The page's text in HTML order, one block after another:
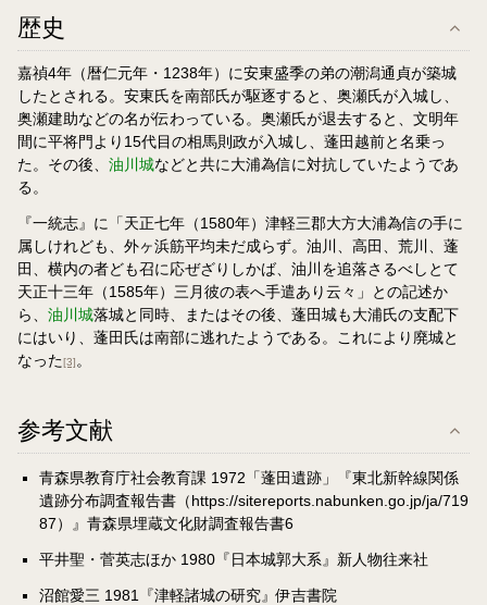
歴史
嘉禎4年（暦仁元年・1238年）に安東盛季の弟の潮潟通貞が築城
したとされる。安東氏を南部氏が駆逐すると、奥瀬氏が入城し、
奥瀬建助などの名が伝わっている。奥瀬氏が退去すると、文明年
間に平将門より15代目の相馬則政が入城し、蓬田越前と名乗っ
た。その後、 油川城などと共に大浦為信に対抗していたようであ
る。
『一統志』に「天正七年（1580年）津軽三郡大方大浦為信の手に
属しけれども、外ヶ浜筋平均未だ成らず。油川、高田、荒川、蓬
田、横内の者ども召に応ぜざりしかば、油川を追落さるべしとて
天正十三年（1585年）三月彼の表へ手遣あり云々」との記述か
ら、 油川城落城と同時、またはその後、蓬田城も大浦氏の支配下
にはいり、蓬田氏は南部に逃れたようである。これにより廃城と
なった[3] 。
参考文献
青森県教育庁社会教育課 1972「蓬田遺跡」『東北新幹線関係
遺跡分布調査報告書（https://sitereports.nabunken.go.jp/ja/719
87）』青森県埋蔵文化財調査報告書6
平井聖・菅英志ほか 1980『日本城郭大系』新人物往来社
沼館愛三 1981『津軽諸城の研究』伊吉書院